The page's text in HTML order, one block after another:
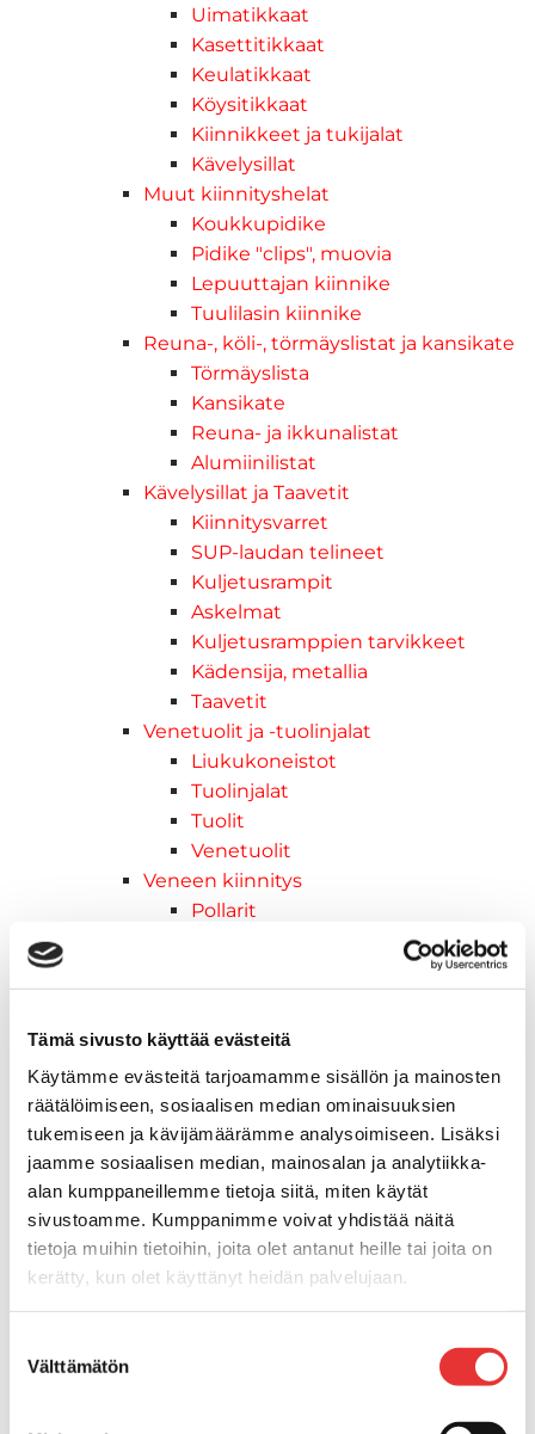
Tämä sivusto käyttää evästeitä
Käytämme evästeitä tarjoamamme sisällön ja mainosten
räätälöimiseen, sosiaalisen median ominaisuuksien
tukemiseen ja kävijämäärämme analysoimiseen. Lisäksi
jaamme sosiaalisen median, mainosalan ja analytiikka-
alan kumppaneillemme tietoja siitä, miten käytät
sivustoamme. Kumppanimme voivat yhdistää näitä
tietoja muihin tietoihin, joita olet antanut heille tai joita on
kerätty, kun olet käyttänyt heidän palvelujaan.
valinta
Välttämätön
Uimatikkaat
Kasettitikkaat
Keulatikkaat
Köysitikkaat
Kiinnikkeet ja tukijalat
Kävelysillat
Muut kiinnityshelat
Koukkupidike
Pidike "clips", muovia
Lepuuttajan kiinnike
Tuulilasin kiinnike
Reuna-, köli-, törmäyslistat ja kansikate
Törmäyslista
Kansikate
Reuna- ja ikkunalistat
Alumiinilistat
Kävelysillat ja Taavetit
Kiinnitysvarret
SUP-laudan telineet
Kuljetusrampit
Askelmat
Kuljetusramppien tarvikkeet
Kädensija, metallia
Taavetit
Venetuolit ja -tuolinjalat
Liukukoneistot
Tuolinjalat
Tuolit
Venetuolit
Veneen kiinnitys
Pollarit
ruuvit
Kansiruuvikkeet
Jätevesi
Kansiruuvikkeiden varaosat
Muoviseokset
Polttoaine
Kansiruuvikkeitten varaosat
Makea vesi